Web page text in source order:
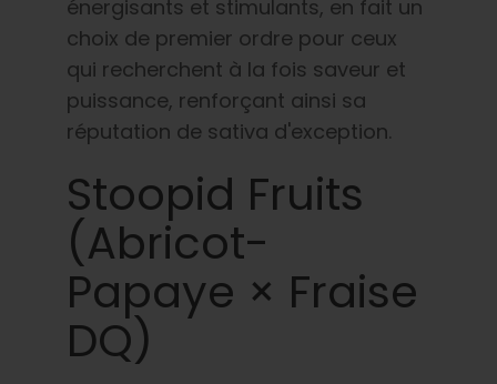
énergisants et stimulants, en fait un
choix de premier ordre pour ceux
qui recherchent à la fois saveur et
puissance, renforçant ainsi sa
réputation de sativa d'exception.
Stoopid Fruits
(Abricot-
Papaye × Fraise
DQ)